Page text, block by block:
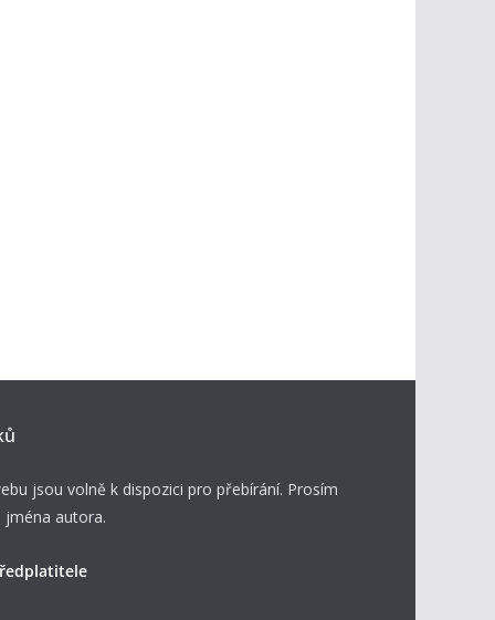
jsou volně k dispozici pro přebírání. Prosím
autora.